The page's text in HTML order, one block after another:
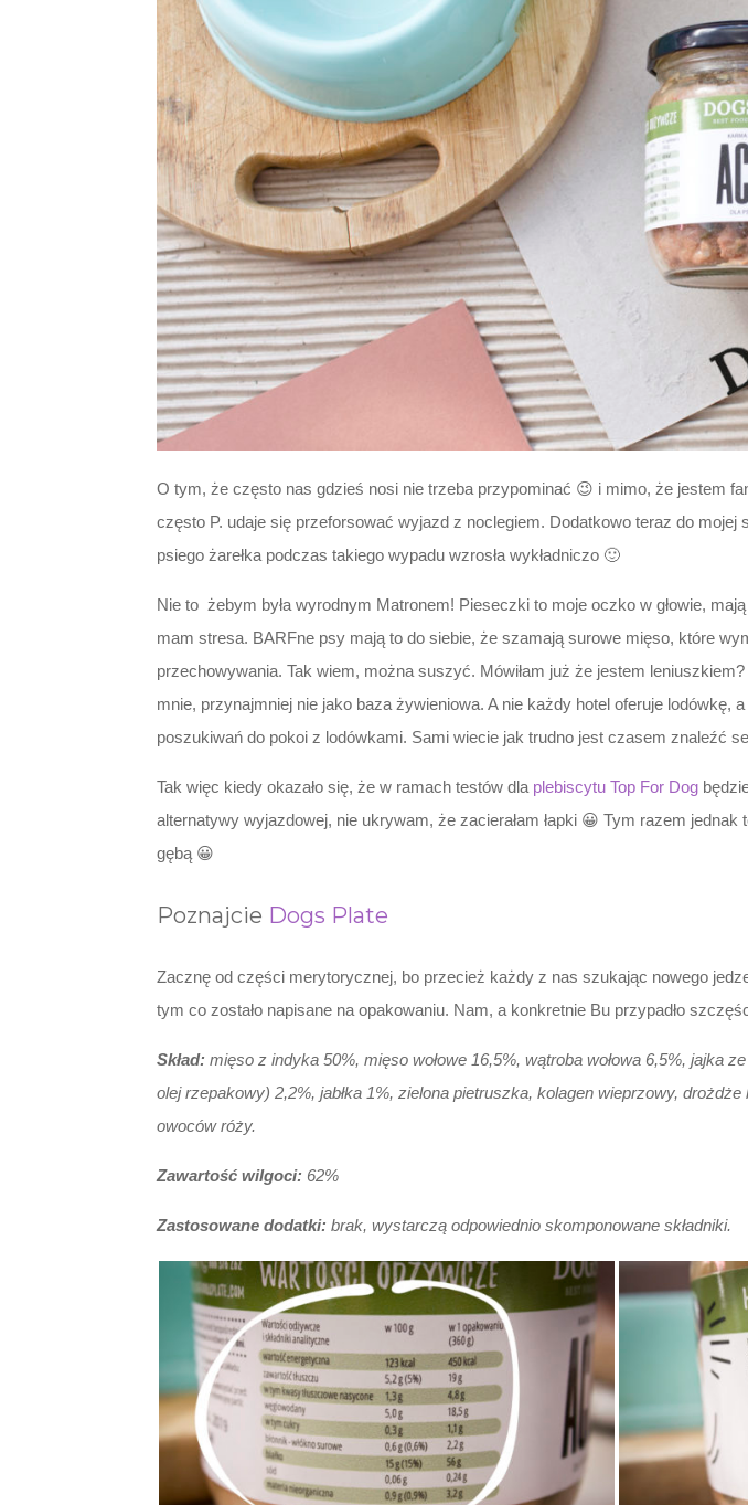
O tym, że często nas gdzieś nosi nie trzeba przypominać 😉 i mimo, że jestem
często P. udaje się przeforsować wyjazd z noclegiem. Dodatkowo teraz do
psiego żarełka podczas takiego wypadu wzrosła wykładniczo 🙂
Nie to żebym była wyrodnym Matronem! Pieseczki to moje oczko w głowie,
mam stresa. BARFne psy mają to do siebie, że szamają surowe mięso, które
przechowywania. Tak wiem, można suszyć. Mówiłam już że jestem
mnie, przynajmniej nie jako baza żywieniowa. A nie każdy hotel oferuje
poszukiwań do pokoi z lodówkami. Sami wiecie jak trudno jest czasem znaleźć
Tak więc kiedy okazało się, że w ramach testów dla plebiscytu Top For Dog
alternatywy wyjazdowej, nie ukrywam, że zacierałam łapki 😀 Tym razem
gębą 😀
Poznajcie Dogs Plate
Zacznę od części merytorycznej, bo przecież każdy z nas szukając nowego
tym co zostało napisane na opakowaniu. Nam, a konkretnie Bu przypadło
Skład: mięso z indyka 50%, mięso wołowe 16,5%, wątroba wołowa 6,5%, jajka
olej rzepakowy) 2,2%, jabłka 1%, zielona pietruszka, kolagen wieprzowy,
owoców róży.
Zawartość wilgoci: 62%
Zastosowane dodatki: brak, wystarczą odpowiednio skomponowane składniki.